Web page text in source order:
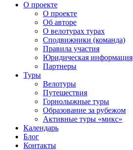
О проекте
О проекте
Об авторе
О велотурах турах
Сподвижники (команда)
Правила участия
Юридическая информация
Партнеры
Туры
Велотуры
Путешествия
Горнолыжные туры
Образование за рубежом
Активные туры «микс»
Календарь
Блог
Контакты